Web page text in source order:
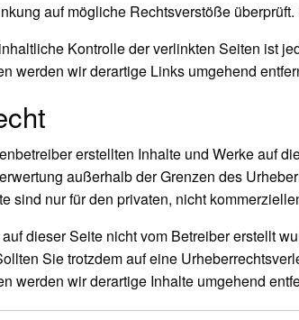
auf mögliche Rechtsverstöße
Kontrolle der verlinkten Seiten ist
werden wir derartige Links umgehend
erstellten Inhalte und Werke auf
außerhalb der Grenzen des
sind nur für den privaten, nicht
dieser Seite nicht vom Betreiber erstellt
Sie trotzdem auf eine
werden wir derartige Inhalte umgehend